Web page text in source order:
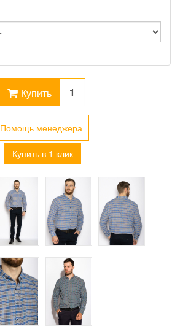
Купить
Помощь менеджера
Купить в 1 клик